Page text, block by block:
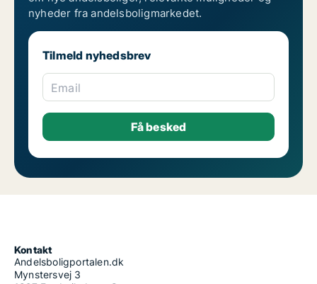
nyheder fra andelsboligmarkedet.
Tilmeld nyhedsbrev
Email
Kontakt
Andelsboligportalen.dk
Mynstersvej 3